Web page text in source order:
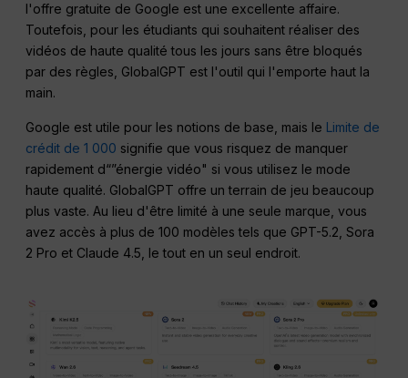
l'offre gratuite de Google est une excellente affaire.
Toutefois, pour les étudiants qui souhaitent réaliser des
vidéos de haute qualité tous les jours sans être bloqués
par des règles, GlobalGPT est l'outil qui l'emporte haut la
main.
Google est utile pour les notions de base, mais le Limite de
crédit de 1 000 signifie que vous risquez de manquer
rapidement d“”énergie vidéo" si vous utilisez le mode
haute qualité. GlobalGPT offre un terrain de jeu beaucoup
plus vaste. Au lieu d'être limité à une seule marque, vous
avez accès à plus de 100 modèles tels que GPT-5.2, Sora
2 Pro et Claude 4.5, le tout en un seul endroit.